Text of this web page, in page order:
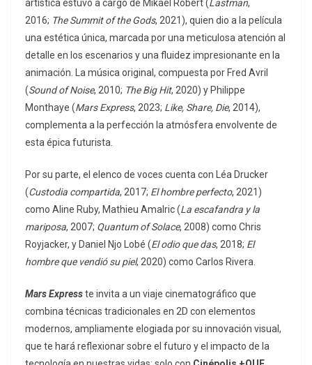
artística estuvo a cargo de Mikael Robert (Lastman,
2016; The Summit of the Gods, 2021), quien dio a la película
una estética única, marcada por una meticulosa atención al
detalle en los escenarios y una fluidez impresionante en la
animación. La música original, compuesta por Fred Avril
(Sound of Noise, 2010; The Big Hit, 2020) y Philippe
Monthaye (Mars Express, 2023; Like, Share, Die, 2014),
complementa a la perfección la atmósfera envolvente de
esta épica futurista.
Por su parte, el elenco de voces cuenta con Léa Drucker
(Custodia compartida, 2017; El hombre perfecto, 2021)
como Aline Ruby, Mathieu Amalric (La escafandra y la
mariposa, 2007; Quantum of Solace, 2008) como Chris
Royjacker, y Daniel Njo Lobé (El odio que das, 2018; El
hombre que vendió su piel, 2020) como Carlos Rivera.
Mars Expresste invita a un viaje cinematográfico que
combina técnicas tradicionales en 2D con elementos
modernos, ampliamente elogiada por su innovación visual,
que te hará reflexionar sobre el futuro y el impacto de la